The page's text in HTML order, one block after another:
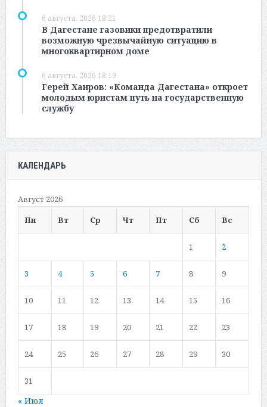
6 августа, 2026 18:21
В Дагестане газовики предотвратили
возможную чрезвычайную ситуацию в
многоквартирном доме
6 августа, 2026 18:19
Герей Хаиров: «Команда Дагестана» откроет
молодым юристам путь на государственную
службу
КАЛЕНДАРЬ
Август 2026
Пн
Вт Ср Чт Пт Сб Вс
1 2
3 4 5 6 7 8 9
10 11 12 13 14 15 16
17 18 19 20 21 22 23
24 25 26 27 28 29 30
31
« Июл